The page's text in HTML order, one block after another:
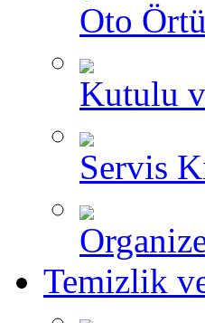
Oto
Kutulu
Servis
Temizlik